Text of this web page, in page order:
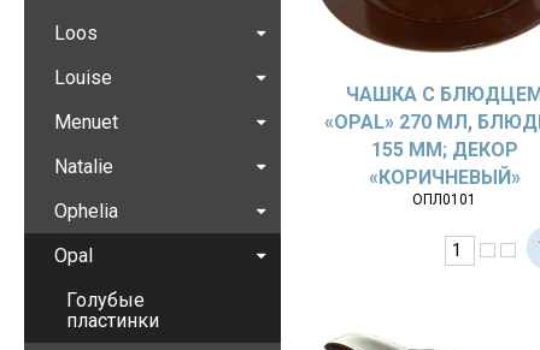
ЧАШКА С
«OPAL» 270 МЛ,
155 ММ; ДЕКОР
«КОРИЧНЕВЫЙ»
ОПЛ0101
Loos
Louise
Menuet
Natalie
Ophelia
Opal
Голубые
пластинки